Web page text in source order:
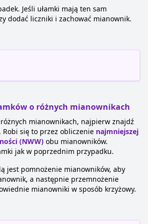
Jeśli ułamki mają ten sam
dodać liczniki i zachować mianownik.
o różnych mianownikach
mianownikach, najpierw znajdź
się to przez obliczenie najmniejszej
(NWW) obu mianowników.
jak w poprzednim przypadku.
jest pomnożenie mianowników, aby
a następnie przemnożenie
mianowniki w sposób krzyżowy.